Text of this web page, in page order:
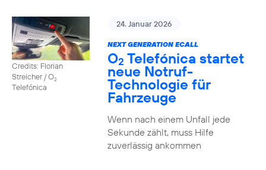
Credits: Florian
Streicher / O2
Telefónica
24. Januar 2026
NEXT GENERATION ECALL
O2 Telefónica startet
neue Notruf-
Technologie für
Fahrzeuge
Wenn nach einem Unfall jede
Sekunde zählt, muss Hilfe
zuverlässig ankommen